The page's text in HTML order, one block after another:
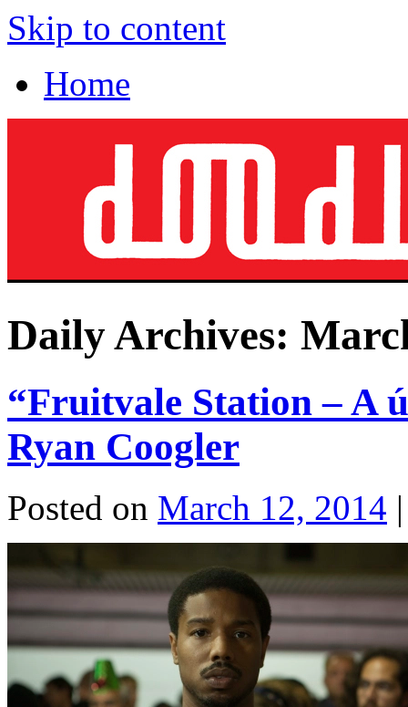
Skip to content
Home
Daily Archives:
“Fruitvale Station – A
Ryan Coogler
Posted on March 12, 2014 |